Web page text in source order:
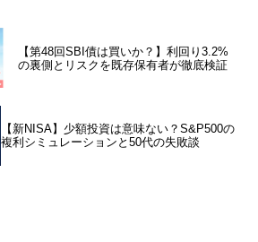
【第48回SBI債は買いか？】利回り3.2%
の裏側とリスクを既存保有者が徹底検証
【新NISA】少額投資は意味ない？S&P500の
複利シミュレーションと50代の失敗談